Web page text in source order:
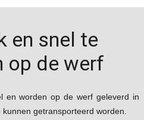
en snel te
op de werf
en worden op de werf geleverd in
getransporteerd worden.